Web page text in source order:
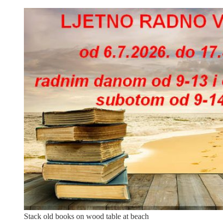
Stack old books on wood table at beach